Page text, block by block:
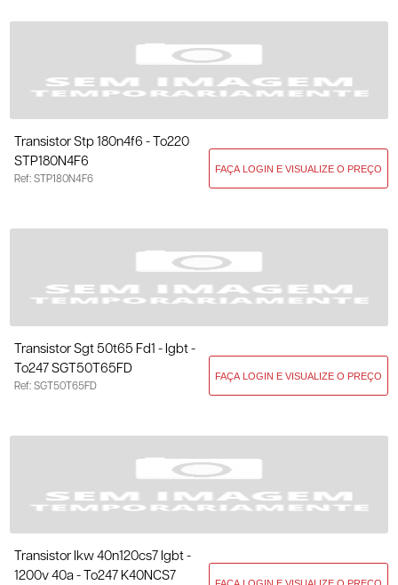
Transistor Stp 180n4f6 - To220
STP180N4F6
Ref: STP180N4F6
Transistor Sgt 50t65 Fd1 - Igbt -
To247 SGT50T65FD
Ref: SGT50T65FD
Transistor Ikw 40n120cs7 Igbt -
1200v 40a - To247 K40NCS7